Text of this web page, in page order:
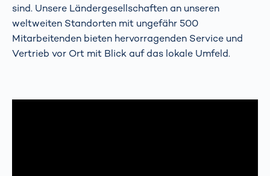
sind. Unsere Ländergesellschaften an unseren
weltweiten Standorten mit ungefähr 500
Mitarbeitenden bieten hervorragenden Service und
Vertrieb vor Ort mit Blick auf das lokale Umfeld.